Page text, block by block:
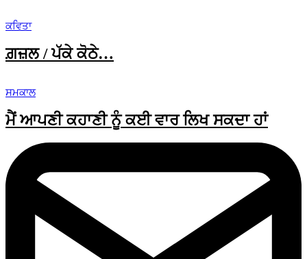
ਕਵਿਤਾ
ਗ਼ਜ਼ਲ / ਪੱਕੇ ਕੋਠੇ…
ਸਮਕਾਲ
ਮੈਂ ਆਪਣੀ ਕਹਾਣੀ ਨੂੰ ਕਈ ਵਾਰ ਲਿਖ ਸਕਦਾ ਹਾਂ